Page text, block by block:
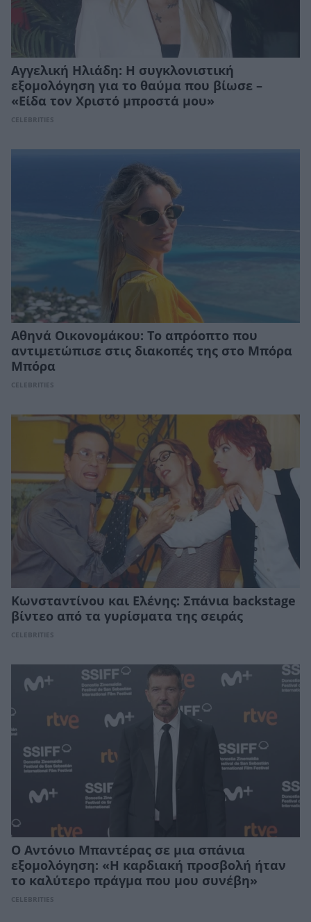
Αγγελική Ηλιάδη: Η συγκλονιστική
εξομολόγηση για το θαύμα που βίωσε –
«Είδα τον Χριστό μπροστά μου»
CELEBRITIES
Αθηνά Οικονομάκου: Το απρόοπτο που
αντιμετώπισε στις διακοπές της στο Μπόρα
Μπόρα
CELEBRITIES
Κωνσταντίνου και Ελένης: Σπάνια backstage
βίντεο από τα γυρίσματα της σειράς
CELEBRITIES
Ο Αντόνιο Μπαντέρας σε μια σπάνια
εξομολόγηση: «Η καρδιακή προσβολή ήταν
το καλύτερο πράγμα που μου συνέβη»
CELEBRITIES